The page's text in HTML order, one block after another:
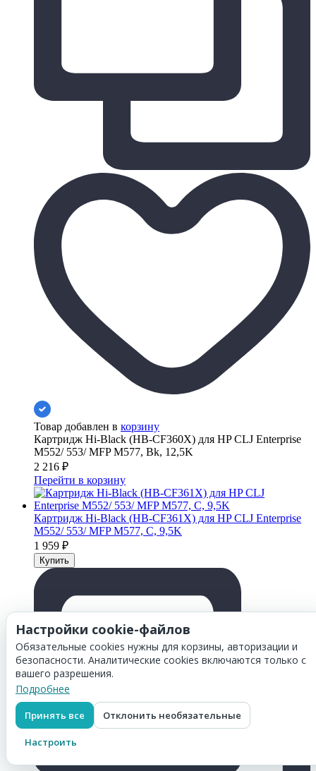
Товар добавлен в корзину
Картридж Hi-Black (HB-CF360X) для HP CLJ Enterprise
M552/ 553/ MFP M577, Bk, 12,5K
2 216 ₽
Перейти в корзину
Картридж Hi-Black (HB-CF361X) для HP CLJ Enterprise
M552/ 553/ MFP M577, C, 9,5K
1 959 ₽
Настройки cookie-файлов
Обязательные cookies нужны для корзины, авторизации и
безопасности. Аналитические cookies включаются только с
вашего разрешения.
Подробнее
Принять все Отклонить необязательные
Настроить